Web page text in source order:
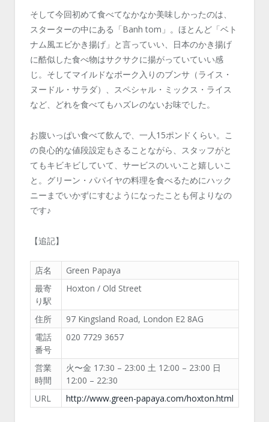
そして今回初めて食べてなかなか美味しかったのは、
スターターの中にある「Banh tom」。ほとんど「ベト
ナム風エビかき揚げ」と言っていい、日本のかき揚げ
に酷似した食べ物はサクサクに揚がっていていい感
じ。そしてマイルドなポーク入りのブンサ（ライス・
ヌードル・サラダ）、スペシャル・ミックス・ライス
など、どれを食べてもハズレのないお味でした。
お腹いっぱい食べて飲んで、一人15ポンドくらい。こ
の良心的な値段設定もさることながら、スタッフがと
てもキビキビしていて、サービスのいいこと嬉しいこ
と。グリーン・パパイヤの料理を食べるためにハック
ニーまでいかずにすむようになったことも何よりなの
です♪
【追記】
店名
Green Papaya
最寄
り駅
Hoxton / Old Street
住所
97 Kingsland Road, London E2 8AG
電話
番号
020 7729 3657
営業
時間
火〜金 17:30 – 23:00 土 12:00 – 23:00 日
12:00 – 22:30
URL
http://www.green-papaya.com/hoxton.html